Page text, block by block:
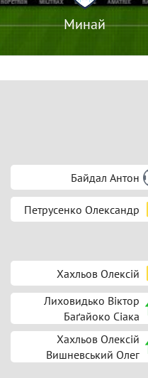
Минай
Байдал Антон
Петрусенко Олександр
Хахльов Олексій
Лиховидько Віктор
Баґайоко Сіака
Хахльов Олексій
Вишневський Олег